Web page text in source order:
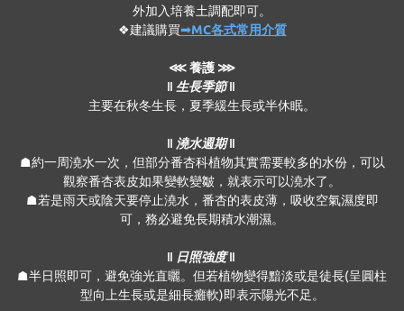
外加入培養土調配即可。
❖建議購買➟MC各式常用介質
⋘ 養護 ⋙
‖ 生長季節 ‖
主要在秋冬生長，夏季緩生長或半休眠。
‖ 澆水週期 ‖
☗約一周澆水一次，但部分番杏科植物其實需要較多的水份，可以
觀察番杏表皮如果變軟變皺，就表示可以澆水了。
☗若是雨天或陰天要停止澆水，番杏的表皮薄，吸收空氣濕度即
可，務必避免長期積水潮濕。
‖ 日照強度 ‖
☗半日照即可，避免強光直曬。但若植物變得黯淡或是徒長(呈圓柱
型向上生長或是細長癱軟)即表示陽光不足。